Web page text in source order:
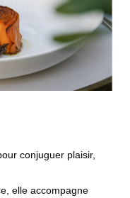
conjuguer plaisir,
elle accompagne